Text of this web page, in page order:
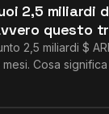
2,5 miliardi
questo
2,5 miliardi $
Cosa
nel 2026.